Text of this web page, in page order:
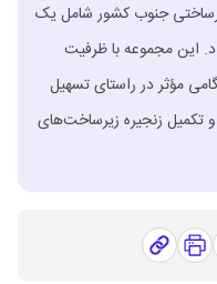
جنوب کشور شامل یک
۱۵ هکتار خبر داد. این مجموعه با ظرفیت
گامی مؤثر در راستای تسهیل
زنجیره زیرساخت‌های